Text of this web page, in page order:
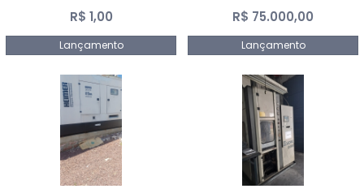
R$ 1,00
Lançamento
R$ 75.000,00
Lançamento